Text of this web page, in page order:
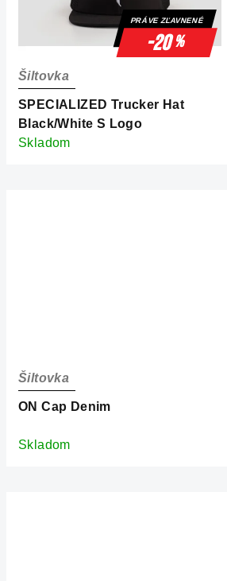
o
d
u
o
d
PRÁVE ZĽAVNENÉ
-20%
SPECIALIZED Trucker Hat
Black/White S Logo
Šiltovka
Skladom
ON Cap Denim
Šiltovka
Skladom